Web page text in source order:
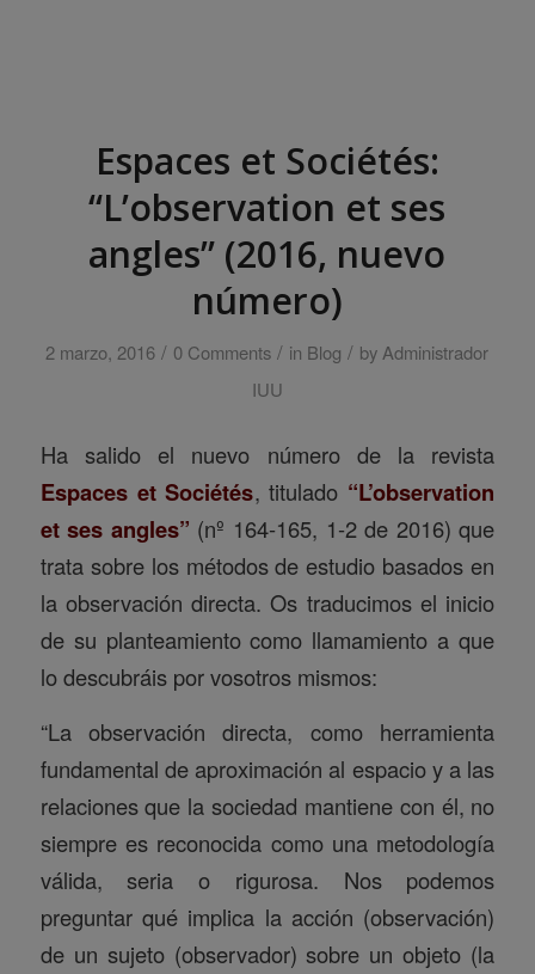
Espaces et Sociétés:
“L’observation et ses
angles” (2016, nuevo
número)
2 marzo, 2016 / 0 Comments / in Blog / by Administrador
IUU
Ha salido el nuevo número de la revista
Espaces et Sociétés, titulado “L’observation
et ses angles” (nº 164-165, 1-2 de 2016) que
trata sobre los métodos de estudio basados en
la observación directa. Os traducimos el inicio
de su planteamiento como llamamiento a que
lo descubráis por vosotros mismos:
“La observación directa, como herramienta
fundamental de aproximación al espacio y a las
relaciones que la sociedad mantiene con él, no
siempre es reconocida como una metodología
válida, seria o rigurosa. Nos podemos
preguntar qué implica la acción (observación)
de un sujeto (observador) sobre un objeto (la